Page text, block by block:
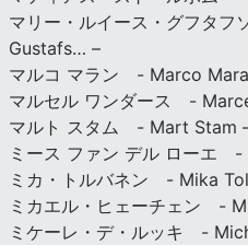
マリー・ルイース・グフタ
Gustafs… –
マルコ マラン - Marco
マルセル ワンダース -
マルト スタム - Mart Stam
ミース ファン デル ローエ -
ミカ・トルバネン - Mika
ミカエル・ヒェーチェン -
ミケーレ・デ・ルッキ -